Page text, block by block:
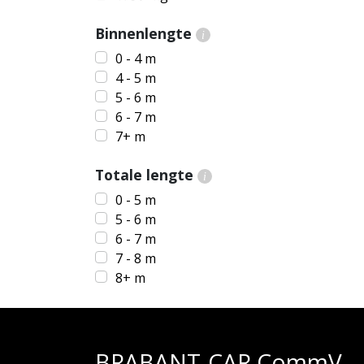
Binnenlengte i
0 - 4 m
4 - 5 m
5 - 6 m
6 - 7 m
7+ m
Totale lengte i
0 - 5 m
5 - 6 m
6 - 7 m
7 - 8 m
8+ m